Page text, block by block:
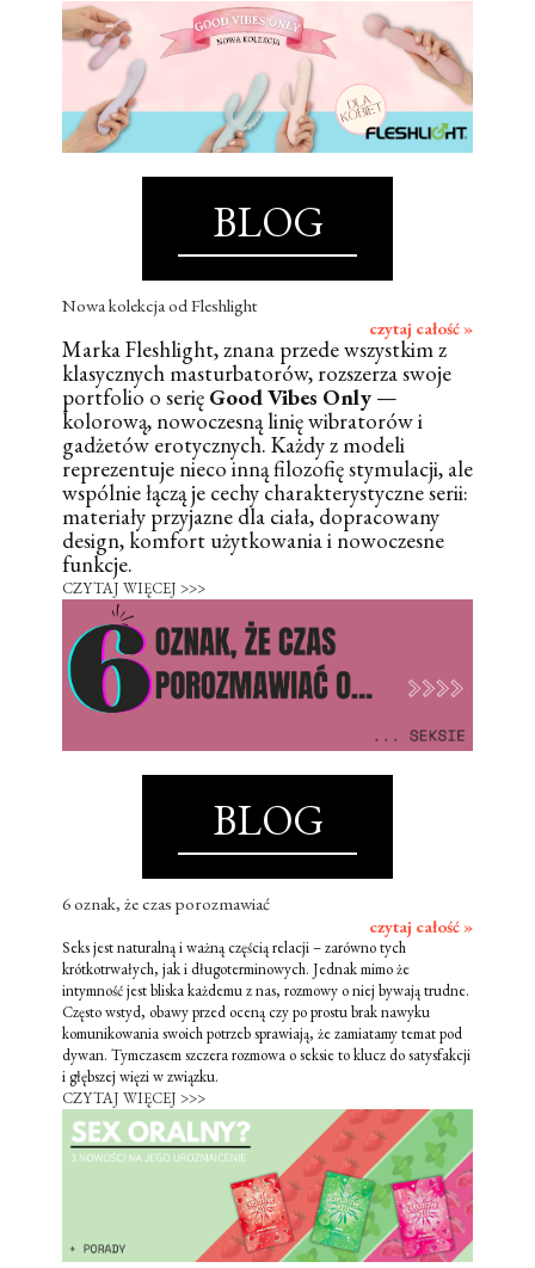
BLOG
Nowa kolekcja od Fleshlight
czytaj całość »
Marka Fleshlight, znana przede wszystkim z
klasycznych masturbatorów, rozszerza swoje
portfolio o serię Good Vibes Only —
kolorową, nowoczesną linię wibratorów i
gadżetów erotycznych. Każdy z modeli
reprezentuje nieco inną filozofię stymulacji, ale
wspólnie łączą je cechy charakterystyczne serii:
materiały przyjazne dla ciała, dopracowany
design, komfort użytkowania i nowoczesne
funkcje.
CZYTAJ WIĘCEJ >>>
BLOG
6 oznak, że czas porozmawiać
czytaj całość »
Seks jest naturalną i ważną częścią relacji – zarówno tych
krótkotrwałych, jak i długoterminowych. Jednak mimo że
intymność jest bliska każdemu z nas, rozmowy o niej bywają trudne.
Często wstyd, obawy przed oceną czy po prostu brak nawyku
komunikowania swoich potrzeb sprawiają, że zamiatamy temat pod
dywan. Tymczasem szczera rozmowa o seksie to klucz do satysfakcji
i głębszej więzi w związku.
CZYTAJ WIĘCEJ >>>